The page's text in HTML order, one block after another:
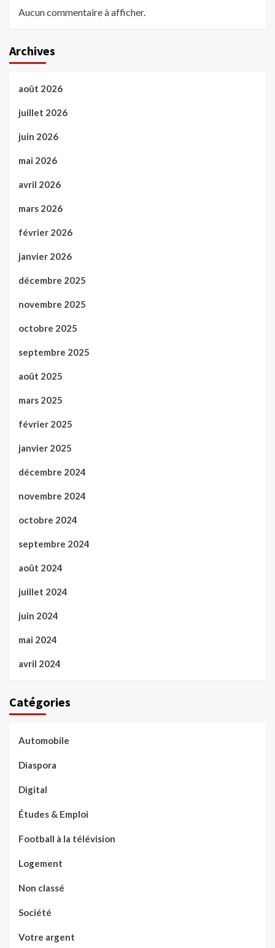
Aucun commentaire à afficher.
Archives
août 2026
juillet 2026
juin 2026
mai 2026
avril 2026
mars 2026
février 2026
janvier 2026
décembre 2025
novembre 2025
octobre 2025
septembre 2025
août 2025
mars 2025
février 2025
janvier 2025
décembre 2024
novembre 2024
octobre 2024
septembre 2024
août 2024
juillet 2024
juin 2024
mai 2024
avril 2024
Catégories
Automobile
Diaspora
Digital
Études & Emploi
Football à la télévision
Logement
Non classé
Société
Votre argent